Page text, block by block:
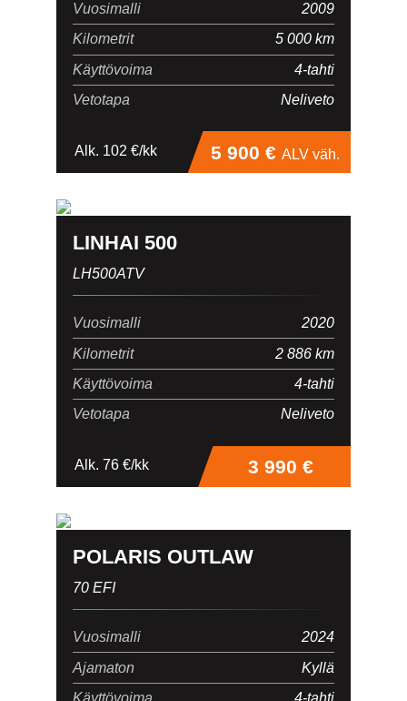
Vuosimalli
2009
Kilometrit
5 000 km
Käyttövoima
4-tahti
Vetotapa
Neliveto
Alk. 102 €/kk 5 900 € ALV väh.
LINHAI 500
LH500ATV
Vuosimalli
2020
Kilometrit
2 886 km
Käyttövoima
4-tahti
Vetotapa
Neliveto
Alk. 76 €/kk 3 990 €
POLARIS OUTLAW
70 EFI
Vuosimalli
2024
Ajamaton
Kyllä
Käyttövoima
4-tahti